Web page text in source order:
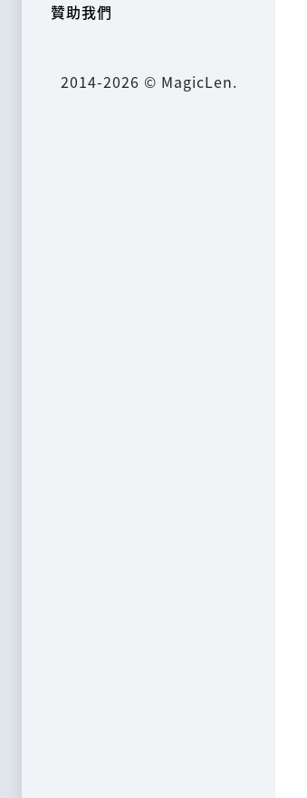
贊助我們
2014-2026 © MagicLen.